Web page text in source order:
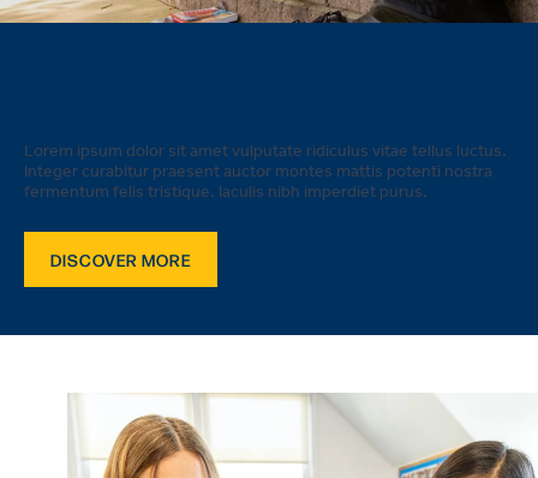
Lorem ipsum dolor sit amet vulputate ridiculus vitae tellus luctus.
Integer curabitur praesent auctor montes mattis potenti nostra
fermentum felis tristique. Iaculis nibh imperdiet purus.
DISCOVER MORE